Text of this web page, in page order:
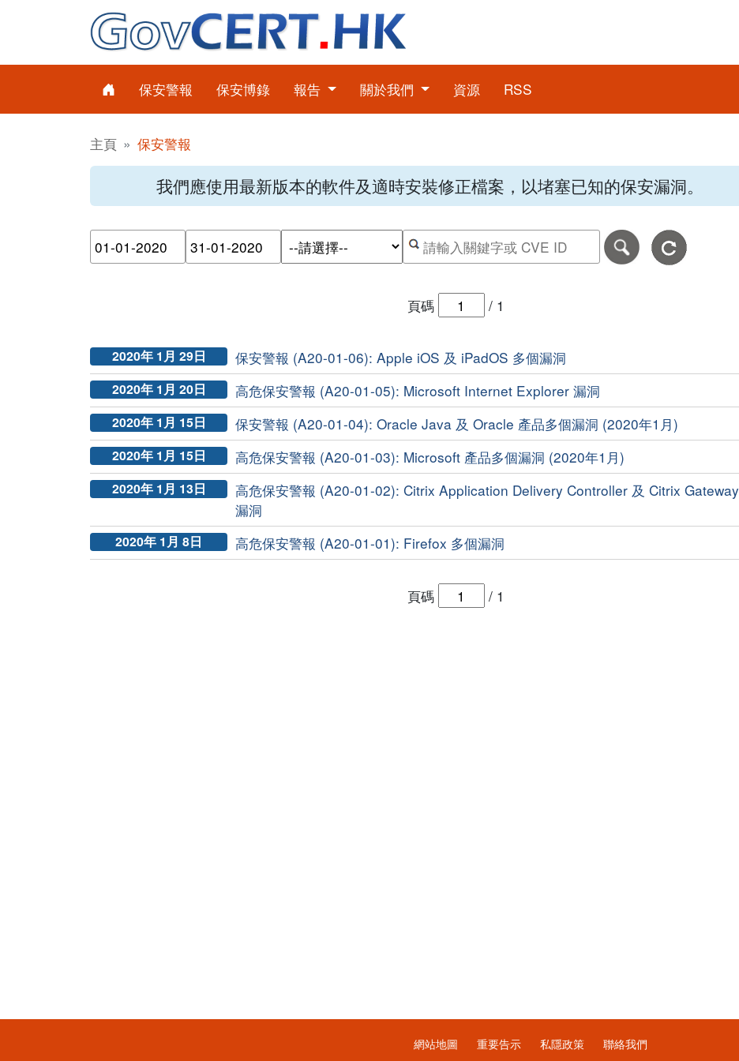
保安警報 保安博錄 報告 關於我們 資源 RSS
主頁 保安警報
我們應使用最新版本的軟件及適時安裝修正檔案，以堵塞已知的保安漏洞。
請輸入搜尋日期範圍的開始日期，格式為日日-月月-年年年年。
請輸入搜尋日期範圍的結束日期，格式為日日-月月-年年年年。
按關鍵字或 CVE ID 搜尋保安警報
頁碼 / 1
2020年 1月 29日 保安警報 (A20-01-06): Apple iOS 及 iPadOS 多個漏洞
2020年 1月 20日 高危保安警報 (A20-01-05): Microsoft Internet Explorer 漏洞
2020年 1月 15日 保安警報 (A20-01-04): Oracle Java 及 Oracle 產品多個漏洞 (2020年1月)
2020年 1月 15日 高危保安警報 (A20-01-03): Microsoft 產品多個漏洞 (2020年1月)
2020年 1月 13日
高危保安警報 (A20-01-02): Citrix Application Delivery Controller 及 Citrix Gateway
漏洞
2020年 1月 8日 高危保安警報 (A20-01-01): Firefox 多個漏洞
頁碼 / 1
網站地圖 重要告示 私隱政策 聯絡我們